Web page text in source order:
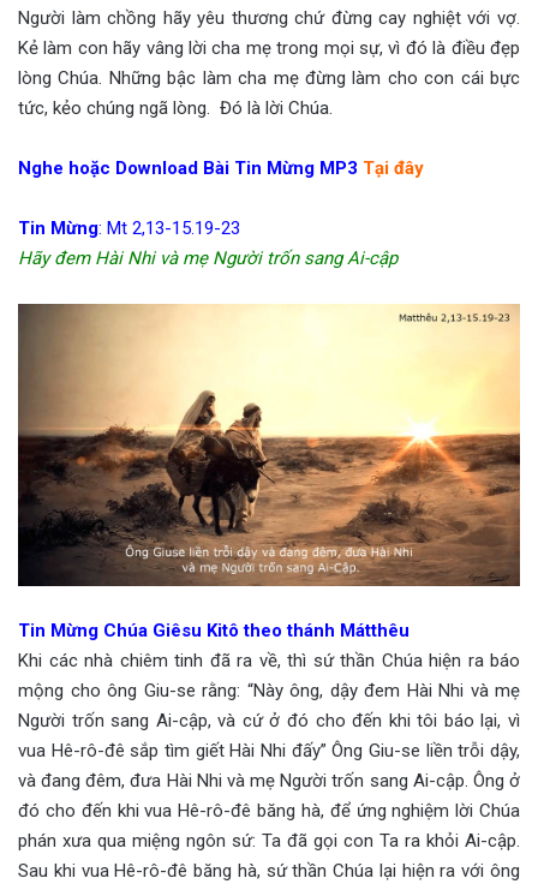
Người làm chồng hãy yêu thương chứ đừng cay nghiệt với vợ.
Kẻ làm con hãy vâng lời cha mẹ trong mọi sự, vì đó là điều đẹp
lòng Chúa. Những bậc làm cha mẹ đừng làm cho con cái bực
tức, kẻo chúng ngã lòng. Đó là lời Chúa.
Nghe hoặc Download Bài Tin Mừng MP3 Tại đây
Tin Mừng: Mt 2,13-15.19-23
Hãy đem Hài Nhi và mẹ Người trốn sang Ai-cập
Tin Mừng Chúa Giêsu Kitô theo thánh Mátthêu
Khi các nhà chiêm tinh đã ra về, thì sứ thần Chúa hiện ra báo
mộng cho ông Giu-se rằng: “Này ông, dậy đem Hài Nhi và mẹ
Người trốn sang Ai-cập, và cứ ở đó cho đến khi tôi báo lại, vì
vua Hê-rô-đê sắp tìm giết Hài Nhi đấy” Ông Giu-se liền trỗi dậy,
và đang đêm, đưa Hài Nhi và mẹ Người trốn sang Ai-cập. Ông ở
đó cho đến khi vua Hê-rô-đê băng hà, để ứng nghiệm lời Chúa
phán xưa qua miệng ngôn sứ: Ta đã gọi con Ta ra khỏi Ai-cập.
Sau khi vua Hê-rô-đê băng hà, sứ thần Chúa lại hiện ra với ông